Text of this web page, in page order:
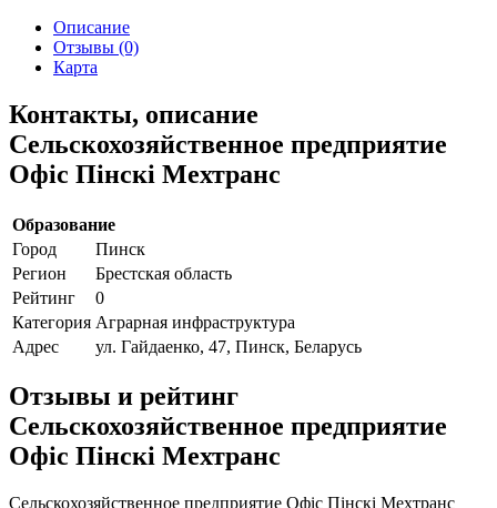
Описание
Отзывы (0)
Карта
Контакты, описание
Сельскохозяйственное предприятие
Офіс Пінскі Мехтранс
Образование
Город
Пинск
Регион
Брестская область
Рейтинг
0
Категория Аграрная инфраструктура
Адрес
ул. Гайдаенко, 47, Пинск, Беларусь
Отзывы и рейтинг
Сельскохозяйственное предприятие
Офіс Пінскі Мехтранс
Сельскохозяйственное предприятие Офіс Пінскі Мехтранс